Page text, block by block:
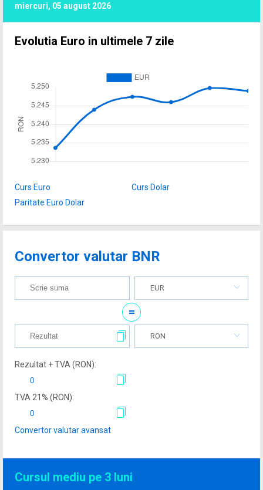
miercuri, 05 august 2026
Evolutia Euro in ultimele 7 zile
Curs Euro
Curs Dolar
Paritate Euro Dolar
Convertor valutar BNR
EUR
=
RON
Rezultat + TVA (RON):
TVA 21% (RON):
Convertor valutar avansat
Cursul mediu pe 3 luni